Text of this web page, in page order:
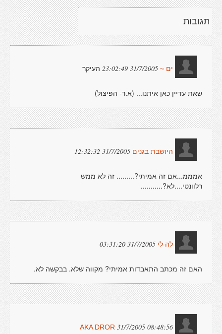
תגובות
ים ~ 31/7/2005 23:02:49 העיקר
שאת עדיין כאן איתנו... (א.ר- הפיצול)
היושבת בגנים 31/7/2005 12:32:32
אמממ...אם זה אמיתי?......... זה לא ממש
רלוונטי....לא?...........
לה לי 31/7/2005 03:31:20
האם זה מכתב התאבדות אמיתי? מקווה שלא. בבקשה לא.
AKA DROR 31/7/2005 08:48:56